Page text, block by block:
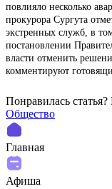
повлияло несколько
прокурора Сургута
экстренных служб, в
постановлении
власти отменить
комментируют
Понравилась
Общество
Главная
Афиша